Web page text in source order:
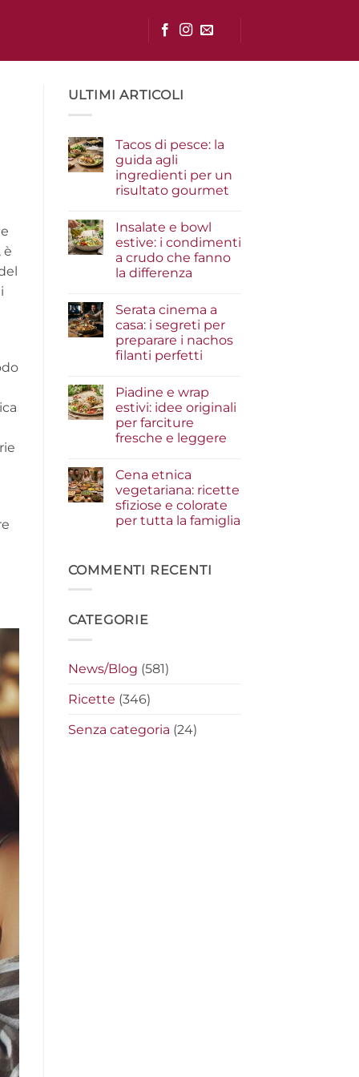
è
ULTIMI ARTICOLI
Tacos di pesce: la
guida agli
ingredienti per un
risultato gourmet
su
Tacos
di
pesce:
la
guida
per
un
risultato
gourmet
Insalate e bowl
estive: i condimenti
a crudo che fanno
la differenza
su
e
bowl
estive:
crudo
che
fanno
la
differenza
Serata cinema a
casa: i segreti per
preparare i nachos
filanti perfetti
su
Serata
cinema
a
casa:
preparare
i
nachos
filanti
perfetti
Piadine e wrap
estivi: idee originali
per farciture
fresche e leggere
su
e
wrap
estivi:
idee
fresche
e
Cena etnica
vegetariana: ricette
sfiziose e colorate
per tutta la famiglia
Cena
etnica
e
famiglia
COMMENTI RECENTI
CATEGORIE
News/Blog (581)
Ricette (346)
Senza categoria (24)